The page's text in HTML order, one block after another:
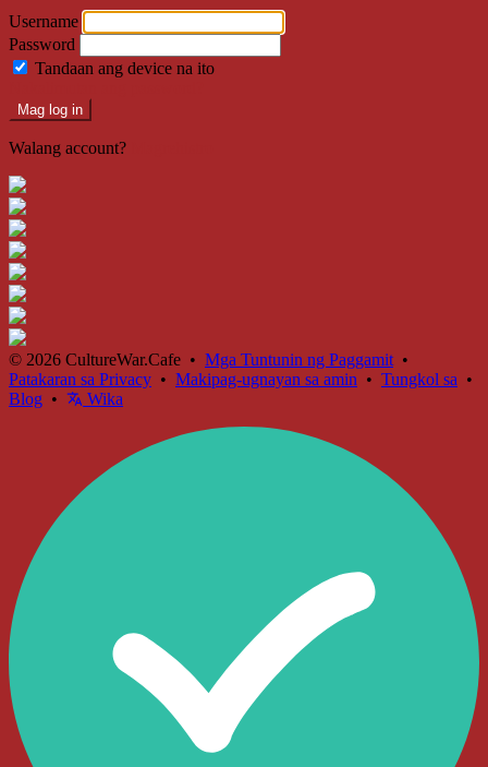
Username
Password
Tandaan ang device na ito
Mag log in
Walang account?
© 2026 CultureWar.Cafe • Mga Tuntunin ng Paggamit •
Patakaran sa Privacy • Makipag-ugnayan sa amin • Tungkol sa •
Blog • Wika